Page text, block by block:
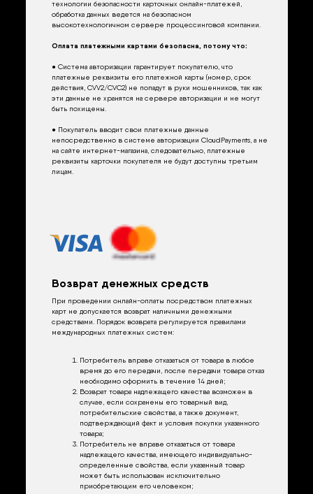
технологии безопасности карточных онлайн-платежей,
обработка данных ведется на безопасном
высокотехнологичном сервере процессинговой компании.
Оплата платежными картами безопасна, потому что:
● Система авторизации гарантирует покупателю, что
платежные реквизиты его платежной карты (номер, срок
действия, CVV2/CVC2) не попадут в руки мошенников, так как
эти данные не хранятся на сервере авторизации и не могут
быть похищены.
● Покупатель вводит свои платежные данные
непосредственно в системе авторизации CloudPayments, а не
на сайте интернет-магазина, следовательно, платежные
реквизиты карточки покупателя не будут доступны третьим
лицам.
Возврат денежных средств
При проведении онлайн-оплаты посредством платежных
карт не допускается возврат наличными денежными
средствами. Порядок возврата регулируется правилами
международных платежных систем:
Потребитель вправе отказаться от товара в любое
время до его передачи, после передачи товара отказ
необходимо оформить в течение 14 дней;
Возврат товара надлежащего качества возможен в
случае, если сохранены его товарный вид,
потребительские свойства, а также документ,
подтверждающий факт и условия покупки указанного
товара;
Потребитель не вправе отказаться от товара
надлежащего качества, имеющего индивидуально-
определенные свойства, если указанный товар
может быть использован исключительно
приобретающим его человеком;